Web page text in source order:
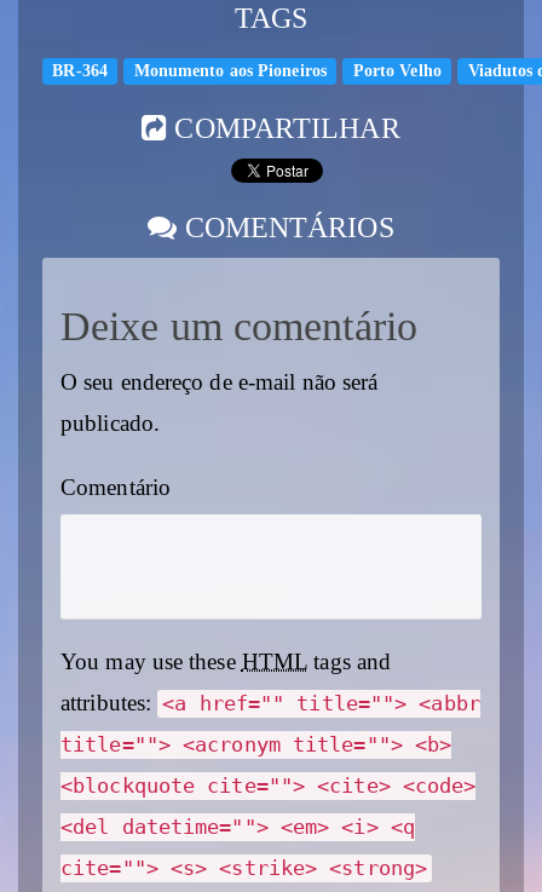
TAGS
BR-364 Monumento aos Pioneiros Porto Velho Viadutos
COMPARTILHAR
COMENTÁRIOS
Deixe um comentário
O seu endereço de e-mail não será
publicado.
Comentário
You may use these HTML tags and
attributes: <a href="" title=""> <abbr
title=""> <acronym title=""> <b>
<blockquote cite=""> <cite> <code>
<del datetime=""> <em> <i> <q
cite=""> <s> <strike> <strong>